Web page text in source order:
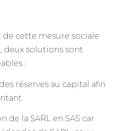
cette mesure sociale
deux solutions sont
:
réserves au capital afin
la SARL en SAS car